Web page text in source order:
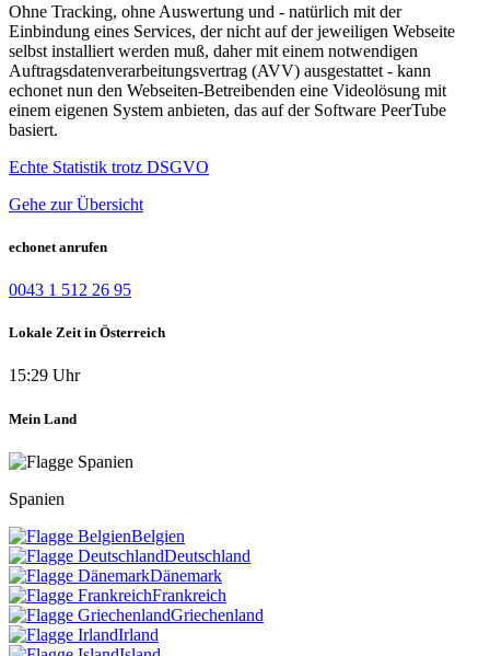
Ohne Tracking, ohne Auswertung und - natürlich mit der
Einbindung eines Services, der nicht auf der jeweiligen Webseite
selbst installiert werden muß, daher mit einem notwendigen
Auftragsdatenverarbeitungsvertrag (AVV) ausgestattet - kann
echonet nun den Webseiten-Betreibenden eine Videolösung mit
einem eigenen System anbieten, das auf der Software PeerTube
basiert.
Echte Statistik trotz DSGVO
Gehe zur Übersicht
echonet anrufen
0043 1 512 26 95
Lokale Zeit in Österreich
15:29 Uhr
Mein Land
Spanien
Belgien
Deutschland
Dänemark
Frankreich
Griechenland
Irland